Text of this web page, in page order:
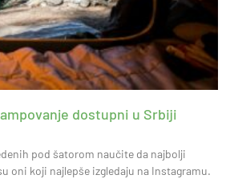
dostupni u Srbiji
pod šatorom naučite da najbolji
oni koji najlepše izgledaju na Instagramu.